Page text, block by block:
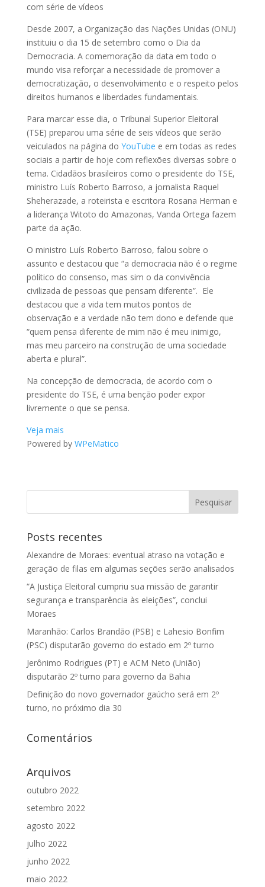
com série de vídeos
Desde 2007, a Organização das Nações Unidas (ONU)
instituiu o dia 15 de setembro como o Dia da
Democracia. A comemoração da data em todo o
mundo visa reforçar a necessidade de promover a
democratização, o desenvolvimento e o respeito pelos
direitos humanos e liberdades fundamentais.
Para marcar esse dia, o Tribunal Superior Eleitoral
(TSE) preparou uma série de seis vídeos que serão
veiculados na página do YouTube e em todas as redes
sociais a partir de hoje com reflexões diversas sobre o
tema. Cidadãos brasileiros como o presidente do TSE,
ministro Luís Roberto Barroso, a jornalista Raquel
Sheherazade, a roteirista e escritora Rosana Herman e
a liderança Witoto do Amazonas, Vanda Ortega fazem
parte da ação.
O ministro Luís Roberto Barroso, falou sobre o
assunto e destacou que “a democracia não é o regime
político do consenso, mas sim o da convivência
civilizada de pessoas que pensam diferente”. Ele
destacou que a vida tem muitos pontos de
observação e a verdade não tem dono e defende que
“quem pensa diferente de mim não é meu inimigo,
mas meu parceiro na construção de uma sociedade
aberta e plural”.
Na concepção de democracia, de acordo com o
presidente do TSE, é uma benção poder expor
livremente o que se pensa.
Veja mais
Powered by WPeMatico
Posts recentes
Alexandre de Moraes: eventual atraso na votação e
geração de filas em algumas seções serão analisados
“A Justiça Eleitoral cumpriu sua missão de garantir
segurança e transparência às eleições”, conclui
Moraes
Maranhão: Carlos Brandão (PSB) e Lahesio Bonfim
(PSC) disputarão governo do estado em 2º turno
Jerônimo Rodrigues (PT) e ACM Neto (União)
disputarão 2º turno para governo da Bahia
Definição do novo governador gaúcho será em 2º
turno, no próximo dia 30
Comentários
Arquivos
outubro 2022
setembro 2022
agosto 2022
julho 2022
junho 2022
maio 2022